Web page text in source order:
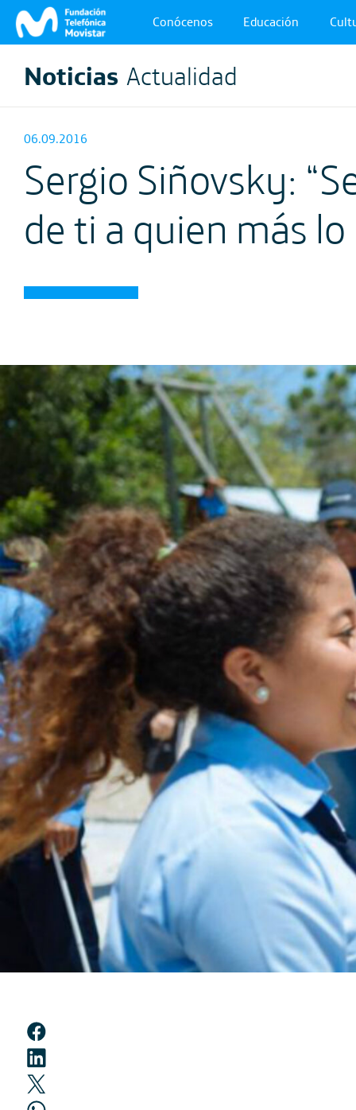
Conócenos Educación
Noticias Actualidad
06.09.2016
Sergio Siñovsky:
de ti a quien más lo